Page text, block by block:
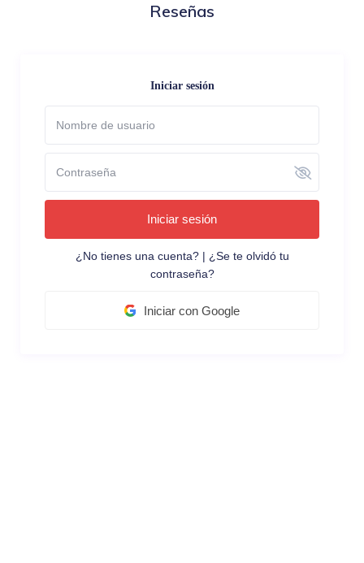
Reseñas
Iniciar sesión
Iniciar sesión
¿No tienes una cuenta?| ¿Se te olvidó tu
contraseña?
Iniciar con Google